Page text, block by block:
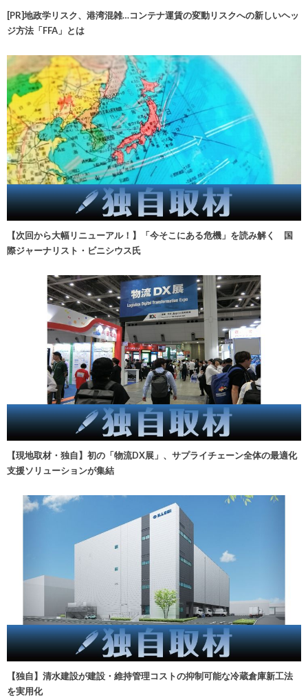
[PR]地政学リスク、港湾混雑…コンテナ運賃の変動リスクへの新しいヘッ
ジ方法「FFA」とは
【次回から大幅リニューアル！】「今そこにある危機」を読み解く 国
際ジャーナリスト・ビニシウス氏
【現地取材・独自】初の「物流DX展」、サプライチェーン全体の最適化
支援ソリューションが集結
【独自】清水建設が建設・維持管理コストの抑制可能な冷蔵倉庫新工法
を実用化